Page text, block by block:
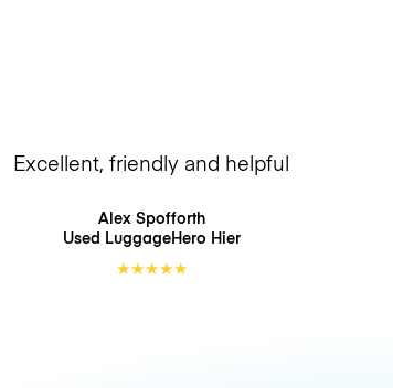
Excellent, friendly and helpful
Alex Spofforth
Used LuggageHero Hier
★★★★★